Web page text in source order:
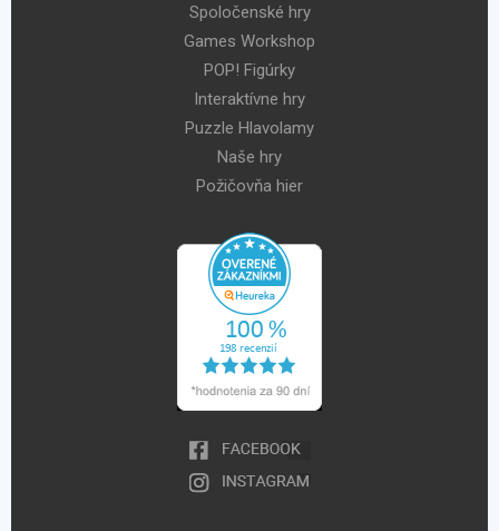
Spoločenské hry
Games Workshop
POP! Figúrky
Interaktívne hry
Puzzle Hlavolamy
Naše hry
Požičovňa hier